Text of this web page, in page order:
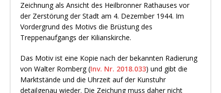
Zeichnung als Ansicht des Heilbronner Rathauses vor
der Zerstörung der Stadt am 4. Dezember 1944. Im
Vordergrund des Motivs die Brüstung des
Treppenaufgangs der Kilianskirche.
Das Motiv ist eine Kopie nach der bekannten Radierung
von Walter Romberg (Inv. Nr. 2018.033) und gibt die
Marktstände und die Uhrzeit auf der Kunstuhr
detailgenau wieder. Die Zeichung muss daher nicht